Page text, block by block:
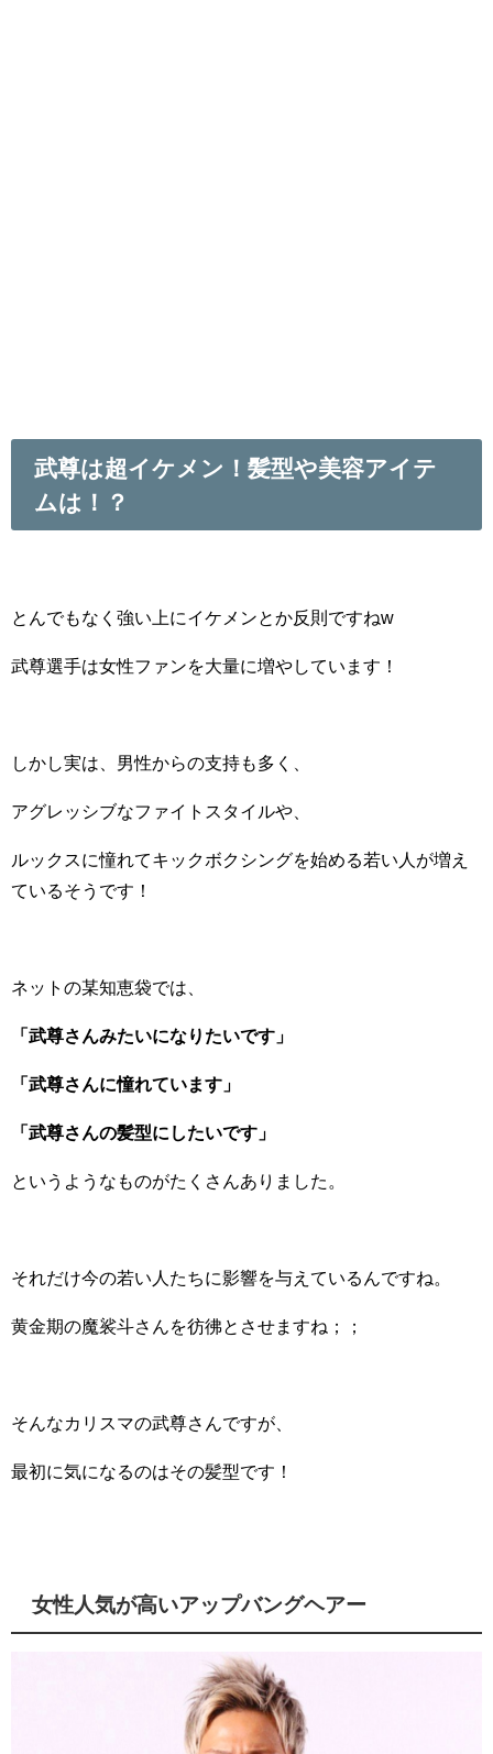
武尊は超イケメン！髪型や美容アイテ
ムは！？
とんでもなく強い上にイケメンとか反則ですねw
武尊選手は女性ファンを大量に増やしています！
しかし実は、男性からの支持も多く、
アグレッシブなファイトスタイルや、
ルックスに憧れてキックボクシングを始める若い人が増え
ているそうです！
ネットの某知恵袋では、
「武尊さんみたいになりたいです」
「武尊さんに憧れています」
「武尊さんの髪型にしたいです」
というようなものがたくさんありました。
それだけ今の若い人たちに影響を与えているんですね。
黄金期の魔裟斗さんを彷彿とさせますね；；
そんなカリスマの武尊さんですが、
最初に気になるのはその髪型です！
女性人気が高いアップバングヘアー